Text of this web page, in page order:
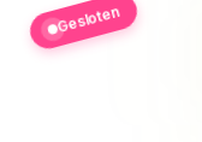
Gesloten